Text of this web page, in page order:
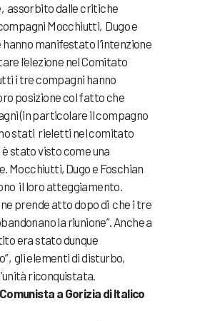
assorbito dalle critiche
Mocchiutti, Dugo e
hanno manifestato I’intenzione
l’elezione nel Comitato
i tre compagni hanno
posizione col fatto che
(in particolare il compagno
stati rieletti nel comitato
stato visto come una
Mocchiutti, Dugo e Foschian
il loro atteggiamento.
ne prende atto dopo di che i tre
la riunione”. Anche a
era stato dunque
gli elementi di disturbo,
riconquistata.
a Gorizia di Italico